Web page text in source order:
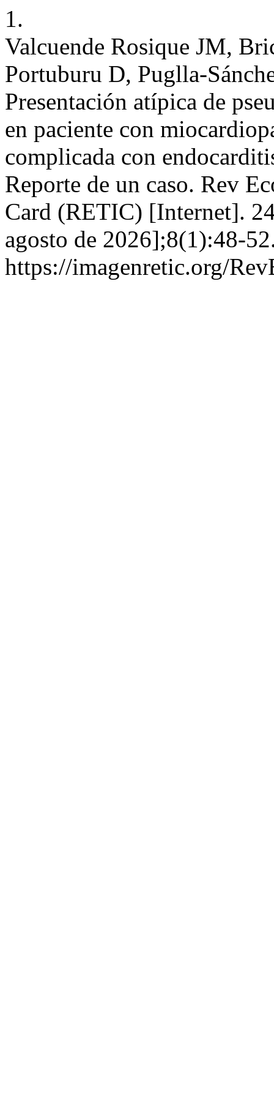
1.
Valcuende Rosique JM,
Portuburu D, Puglla-
Presentación atípica de
en paciente con
complicada con
Reporte de un caso. Rev
Card (RETIC) [Internet].
agosto de 2026];8(1):48-
https://imagenretic.org/